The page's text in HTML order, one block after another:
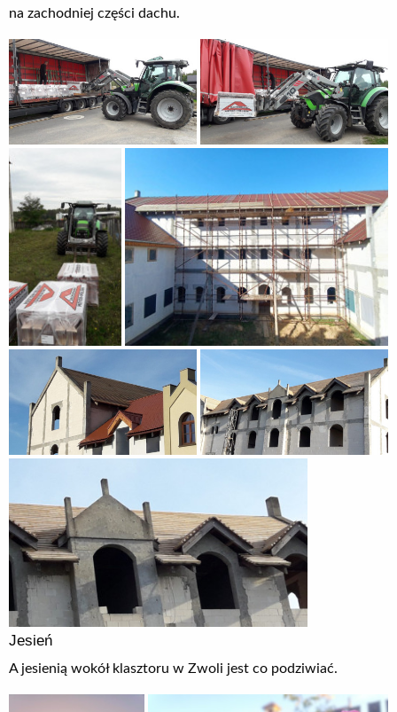
na zachodniej części dachu.
Jesień
A jesienią wokół klasztoru w Zwoli jest co podziwiać.